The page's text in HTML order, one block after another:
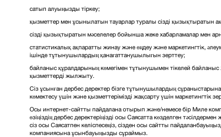
сатып алуыңызды тіркеу;
қызметтер мен ұсынылатын тауарлар туралы сізді қызықтыратын
сізді қызықтыратын мәселелер бойынша жеке хабарламалар мен
статистикалық ақпаратты жинау және өңдеу және маркетингтік,
ішінде тұтынушылардың қанағаттанушылығын зерттеу;
байланыс құралдарының көмегімен тұтынушымен тікелей
қызметтерді жылжыту.
Сіз ұсынған дербес деректер бізге тұтынушылардың
көмектесу үшін және қызметтерімізді жақсарту үшін маркетингтік
Осы интернет-сайтты пайдалана отырып және/немесе бір Миле
өзіңіздің дербес деректеріңізді осы Саясатта көзделген тәсілдермен
сіз осы Саясатпен келіспесеңіз, сізден осы сайтты
компаниясына ұсынбауыңызды сұраймыз.